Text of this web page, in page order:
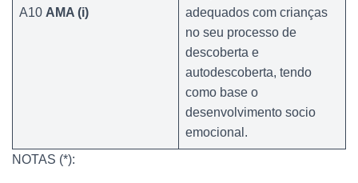
A10 AMA (i)
adequados com crianças
no seu processo de
descoberta e
autodescoberta, tendo
como base o
desenvolvimento socio
emocional.
NOTAS (*):